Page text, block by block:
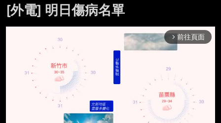
[外電] 明日傷病名單
arrow_forward_ios 前往頁面